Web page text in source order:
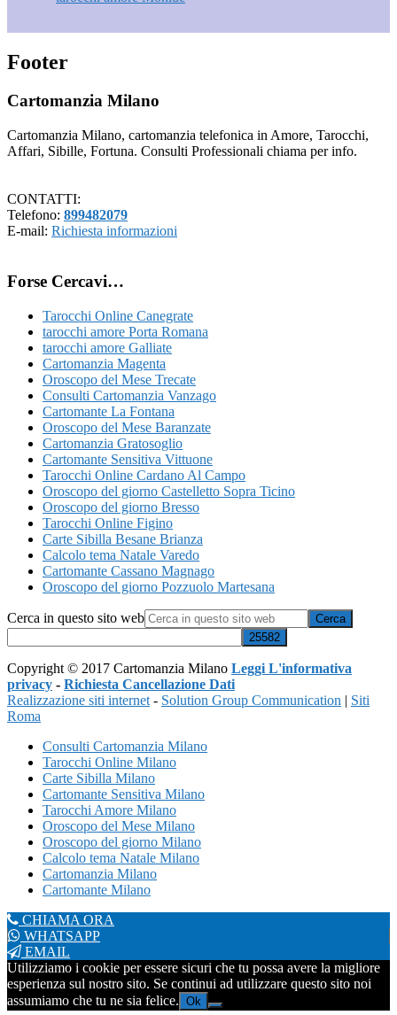
Footer
Cartomanzia Milano
Cartomanzia Milano, cartomanzia telefonica in Amore, Tarocchi,
Affari, Sibille, Fortuna. Consulti Professionali chiama per info.
CONTATTI:
Telefono: 899482079
E-mail: Richiesta informazioni
Forse Cercavi…
Tarocchi Online Canegrate
tarocchi amore Porta Romana
tarocchi amore Galliate
Cartomanzia Magenta
Oroscopo del Mese Trecate
Consulti Cartomanzia Vanzago
Cartomante La Fontana
Oroscopo del Mese Baranzate
Cartomanzia Gratosoglio
Cartomante Sensitiva Vittuone
Tarocchi Online Cardano Al Campo
Oroscopo del giorno Castelletto Sopra Ticino
Oroscopo del giorno Bresso
Tarocchi Online Figino
Carte Sibilla Besane Brianza
Calcolo tema Natale Varedo
Cartomante Cassano Magnago
Oroscopo del giorno Pozzuolo Martesana
Cerca in questo sito web
Copyright © 2017 Cartomanzia Milano Leggi L'informativa
privacy - Richiesta Cancellazione Dati
Realizzazione siti internet - Solution Group Communication | Siti
Roma
Consulti Cartomanzia Milano
Tarocchi Online Milano
Carte Sibilla Milano
Cartomante Sensitiva Milano
Tarocchi Amore Milano
Oroscopo del Mese Milano
Oroscopo del giorno Milano
Calcolo tema Natale Milano
Cartomanzia Milano
Cartomante Milano
CHIAMA ORA
WHATSAPP
EMAIL
Utilizziamo i cookie per essere sicuri che tu possa avere la migliore
esperienza sul nostro sito. Se continui ad utilizzare questo sito noi
assumiamo che tu ne sia felice. Ok